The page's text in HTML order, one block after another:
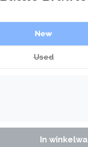
New
Used
In